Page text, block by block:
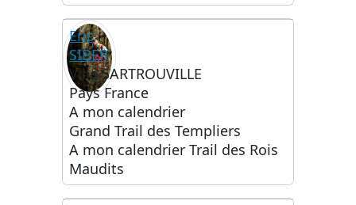
Eric
SIBER
Ville SARTROUVILLE
Pays France
A mon calendrier
Grand Trail des Templiers
A mon calendrier Trail des Rois
Maudits